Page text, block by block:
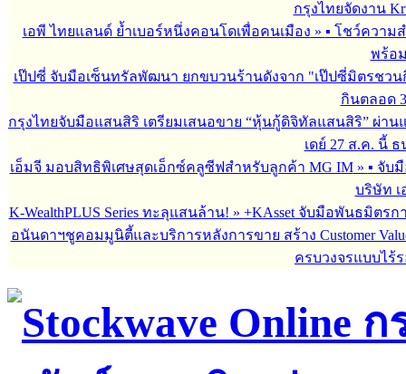
กรุงไทยจัดงาน
เอพี ไทยแลนด์ ย้ำเบอร์หนึ่งคอนโดเพื่อคนเมือง » ▪︎ โชว์ความ
พร้อ
เป๊ปซี่ จับมือเซ็นทรัลพัฒนา ยกขบวนร้านดังจาก "เป๊ปซี่มิตรชว
กินตลอด
กรุงไทยจับมือแสนสิริ เตรียมเสนอขาย “หุ้นกู้ดิจิทัลแสนสิริ” ผ่าน
เดย์ 27 ส.ค. นี้
เอ็มจี มอบสิทธิพิเศษสุดเอ็กซ์คลูซีฟสำหรับลูกค้า MG IM» ▪︎ จับ
บริษัท เ
K-WealthPLUS Series ทะลุแสนล้าน! » +KAsset จับมือพันธมิตรการ
อนันดาฯชูคอมมูนิตี้และบริการหลังการขาย สร้าง Customer
ครบวงจรแบบไร้